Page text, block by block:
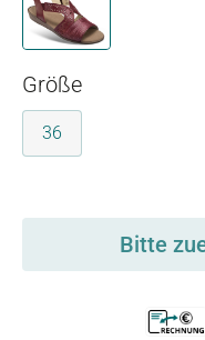
bordeaux
Größeauswählen
36
Bitte